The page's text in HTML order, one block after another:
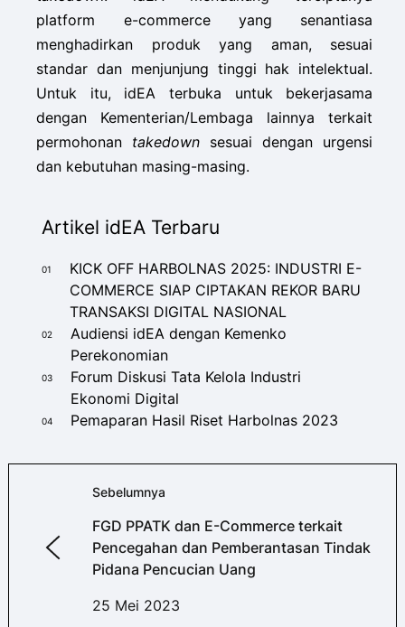
platform e-commerce yang senantiasa
menghadirkan produk yang aman, sesuai
standar dan menjunjung tinggi hak intelektual.
Untuk itu, idEA terbuka untuk bekerjasama
dengan Kementerian/Lembaga lainnya terkait
permohonan takedown sesuai dengan urgensi
dan kebutuhan masing-masing.
Artikel idEA Terbaru
01
KICK OFF HARBOLNAS 2025: INDUSTRI E-
COMMERCE SIAP CIPTAKAN REKOR BARU
TRANSAKSI DIGITAL NASIONAL
02
Audiensi idEA dengan Kemenko
Perekonomian
03
Forum Diskusi Tata Kelola Industri
Ekonomi Digital
04 Pemaparan Hasil Riset Harbolnas 2023
Sebelumnya
FGD PPATK dan E-Commerce terkait
Pencegahan dan Pemberantasan Tindak
Pidana Pencucian Uang
25 Mei 2023